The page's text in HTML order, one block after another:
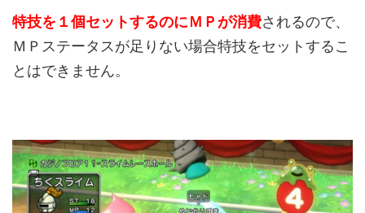
特技を１個セットするのにＭＰが消費されるので、
ＭＰステータスが足りない場合特技をセットするこ
とはできません。